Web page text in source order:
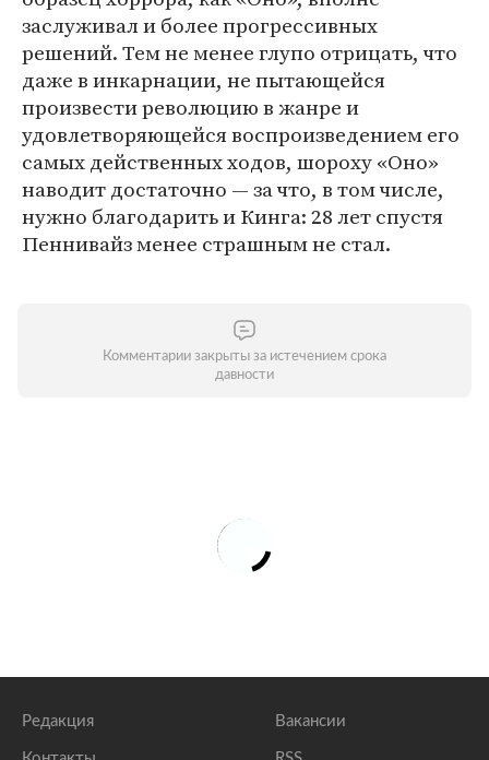
заслуживал и более прогрессивных
решений. Тем не менее глупо отрицать, что
даже в инкарнации, не пытающейся
произвести революцию в жанре и
удовлетворяющейся воспроизведением его
самых действенных ходов, шороху «Оно»
наводит достаточно — за что, в том числе,
нужно благодарить и Кинга: 28 лет спустя
Пеннивайз менее страшным не стал.
Комментарии закрыты за истечением срока
давности
Редакция Вакансии